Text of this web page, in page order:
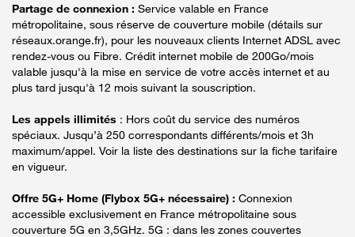
Partage de connexion : Service valable en France
métropolitaine, sous réserve de couverture mobile (détails sur
réseaux.orange.fr), pour les nouveaux clients Internet ADSL avec
rendez-vous ou Fibre. Crédit internet mobile de 200Go/mois
valable jusqu'à la mise en service de votre accès internet et au
plus tard jusqu'à 12 mois suivant la souscription.
Les appels illimités : Hors coût du service des numéros
spéciaux. Jusqu’à 250 correspondants différents/mois et 3h
maximum/appel. Voir la liste des destinations sur la fiche tarifaire
en vigueur.
Offre 5G+ Home (Flybox 5G+ nécessaire) : Connexion
accessible exclusivement en France métropolitaine sous
couverture 5G en 3,5GHz. 5G : dans les zones couvertes